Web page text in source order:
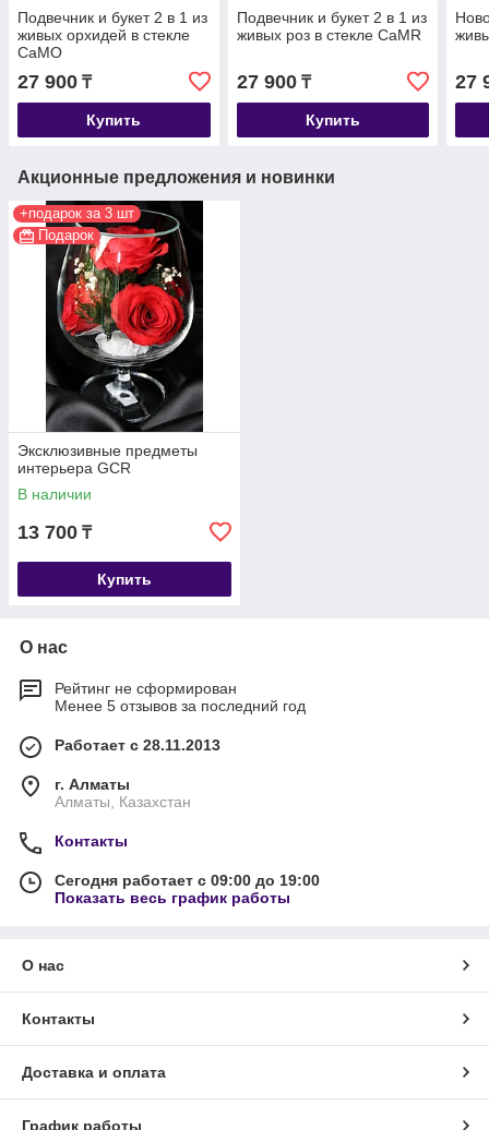
Подвечник и букет 2 в 1 из
живых орхидей в стекле
CaMO
27 900 ₸
Купить
Подвечник и букет 2 в 1 из
живых роз в стекле CaMR
27 900₸
Купить
27
Акционные предложения и новинки
+подарок за 3 шт
Подарок
Эксклюзивные предметы
интерьера GCR
В наличии
13 700 ₸
Купить
О нас
Рейтинг не сформирован
Менее 5 отзывов за последний год
Работает с 28.11.2013
г. Алматы
Алматы, Казахстан
Контакты
Сегодня работает с 09:00 до 19:00
Показать весь график работы
О нас
Контакты
Доставка и оплата
График работы